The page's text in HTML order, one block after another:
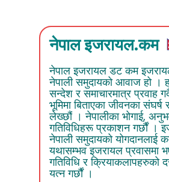
नेपाल इजरायल.कम
नेपाल इजरायल डट कम
नेपाली समुदायको आवाज हो ।
सन्देश र समाचारमात्र प्रवाह
भूमिमा बिताएका जीवनका
लेख्छौं । नेपालीका भोगाई,
गतिविधिहरू प्रकाशन गर्छौं ।
नेपाली समुदायको योगदानलाई
यथासम्भव इजरायल प्रवासमा
गतिविधि र क्रियाकलापहरुको
यत्न गर्छौं ।